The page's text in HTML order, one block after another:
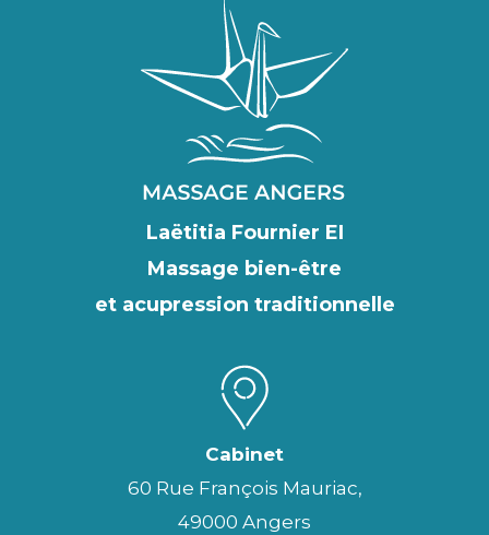
Laëtitia Fournier EI
Massage bien-être
et acupression traditionnelle
Cabinet
60 Rue François Mauriac,
49000 Angers